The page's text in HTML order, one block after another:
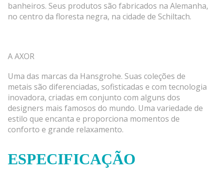
banheiros. Seus produtos são fabricados na Alemanha,
no centro da floresta negra, na cidade de Schiltach.
A AXOR
Uma das marcas da Hansgrohe. Suas coleções de
metais são diferenciadas, sofisticadas e com tecnologia
inovadora, criadas em conjunto com alguns dos
designers mais famosos do mundo. Uma variedade de
estilo que encanta e proporciona momentos de
conforto e grande relaxamento.
ESPECIFICAÇÃO